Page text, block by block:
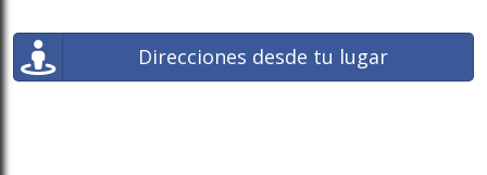
Direcciones desde tu lugar